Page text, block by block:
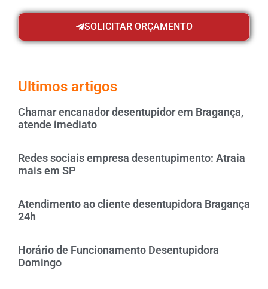
SOLICITAR ORÇAMENTO
Ultimos artigos
Chamar encanador desentupidor em Bragança,
atende imediato
Redes sociais empresa desentupimento: Atraia
mais em SP
Atendimento ao cliente desentupidora Bragança
24h
Horário de Funcionamento Desentupidora
Domingo